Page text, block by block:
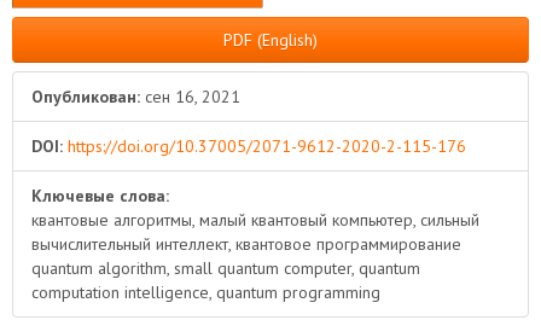
PDF (English)
Опубликован: сен 16, 2021
DOI: https://doi.org/10.37005/2071-9612-2020-2-115-176
Ключевые слова:
квантовые алгоритмы, малый квантовый компьютер, сильный
вычислительный интеллект, квантовое программирование
quantum algorithm, small quantum computer, quantum
computation intelligence, quantum programming